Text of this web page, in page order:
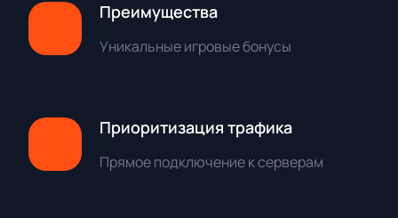
Преимущества
Уникальные игровые бонусы
Приоритизация трафика
Прямое подключение к серверам